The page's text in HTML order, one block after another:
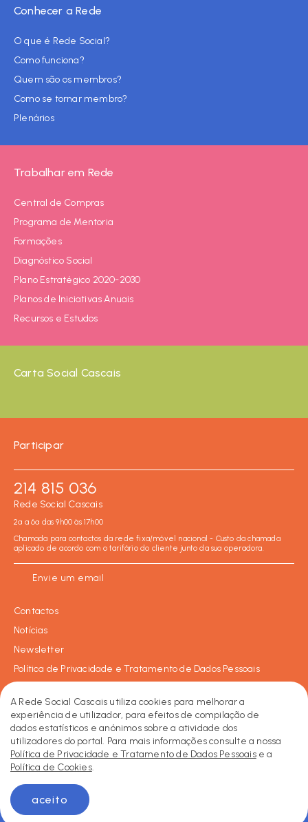
Conhecer a Rede
O que é Rede Social?
Como funciona?
Quem são os membros?
Como se tornar membro?
Plenários
Trabalhar em Rede
Central de Compras
Programa de Mentoria
Formações
Diagnóstico Social
Plano Estratégico 2020-2030
Planos de Iniciativas Anuais
Recursos e Estudos
Carta Social Cascais
Participar
214 815 036
Rede Social Cascais
2ª a 6ª das 9h00 às 17h00
Chamada para contactos da rede fixa/móvel nacional - Custo da chamada
aplicado de acordo com o tarifário do cliente junto da sua operadora.
Envie um email
Contactos
Notícias
Newsletter
Política de Privacidade e Tratamento de Dados Pessoais
2026 © Rede Social de Cascais • Todos os direitos reservados.
Made by KOBU
Facebook
Instagram
LinkedIn
A Rede Social Cascais utiliza cookies para melhorar a
experiência de utilizador, para efeitos de compilação de
dados estatísticos e anónimos sobre a atividade dos
utilizadores do portal. Para mais informações consulte a nossa
Política de Privacidade e Tratamento de Dados Pessoaise a
Política de Cookies.
aceito